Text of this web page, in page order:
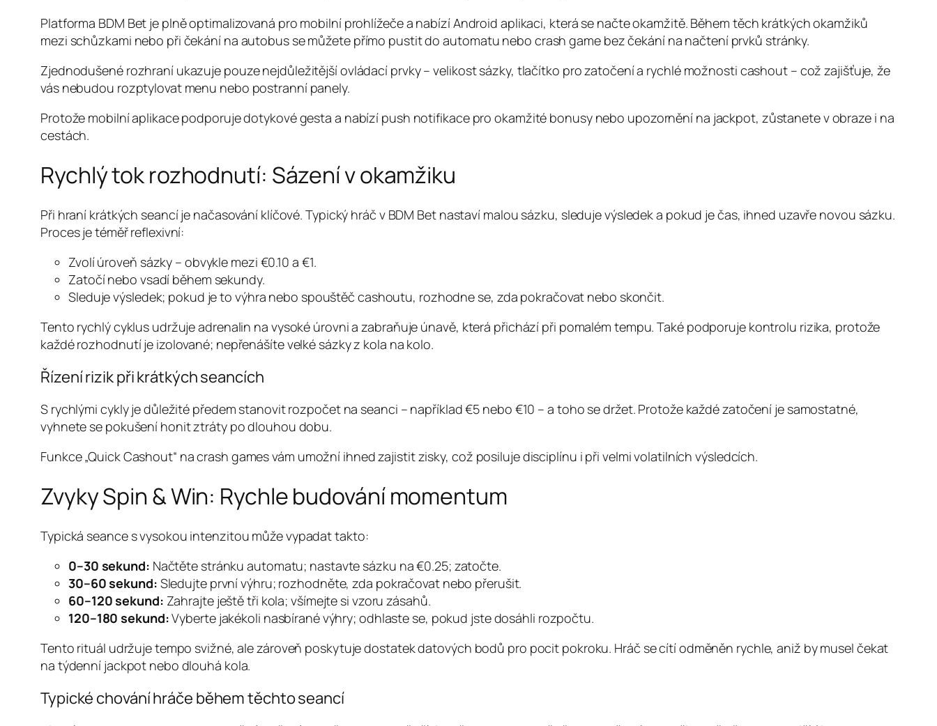
Platforma BDM Bet je plně optimalizovaná pro mobilní prohlížeče a nabízí Android aplikaci, která se načte okamžitě. Během těch krátkých okamžiků
mezi schůzkami nebo při čekání na autobus se můžete přímo pustit do automatu nebo crash game bez čekání na načtení prvků stránky.
Zjednodušené rozhraní ukazuje pouze nejdůležitější ovládací prvky – velikost sázky, tlačítko pro zatočení a rychlé možnosti cashout – což zajišťuje, že
vás nebudou rozptylovat menu nebo postranní panely.
Protože mobilní aplikace podporuje dotykové gesta a nabízí push notifikace pro okamžité bonusy nebo upozornění na jackpot, zůstanete v obraze i na
cestách.
Rychlý tok rozhodnutí: Sázení v okamžiku
Při hraní krátkých seancí je načasování klíčové. Typický hráč v BDM Bet nastaví malou sázku, sleduje výsledek a pokud je čas, ihned uzavře novou sázku.
Proces je téměř reflexivní:
Zvolí úroveň sázky – obvykle mezi €0.10 a €1.
Zatočí nebo vsadí během sekundy.
Sleduje výsledek; pokud je to výhra nebo spouštěč cashoutu, rozhodne se, zda pokračovat nebo skončit.
Tento rychlý cyklus udržuje adrenalin na vysoké úrovni a zabraňuje únavě, která přichází při pomalém tempu. Také podporuje kontrolu rizika, protože
každé rozhodnutí je izolované; nepřenášíte velké sázky z kola na kolo.
Řízení rizik při krátkých seancích
S rychlými cykly je důležité předem stanovit rozpočet na seanci – například €5 nebo €10 – a toho se držet. Protože každé zatočení je samostatné,
vyhnete se pokušení honit ztráty po dlouhou dobu.
Funkce „Quick Cashout“ na crash games vám umožní ihned zajistit zisky, což posiluje disciplínu i při velmi volatilních výsledcích.
Zvyky Spin & Win: Rychle budování momentum
Typická seance s vysokou intenzitou může vypadat takto:
0–30 sekund: Načtěte stránku automatu; nastavte sázku na €0.25; zatočte.
30–60 sekund: Sledujte první výhru; rozhodněte, zda pokračovat nebo přerušit.
60–120 sekund: Zahrajte ještě tři kola; všímejte si vzoru zásahů.
120–180 sekund:Vyberte jakékoli nasbírané výhry; odhlaste se, pokud jste dosáhli rozpočtu.
Tento rituál udržuje tempo svižné, ale zároveň poskytuje dostatek datových bodů pro pocit pokroku. Hráč se cítí odměněn rychle, aniž by musel čekat
na týdenní jackpot nebo dlouhá kola.
Typické chování hráče během těchto seancí